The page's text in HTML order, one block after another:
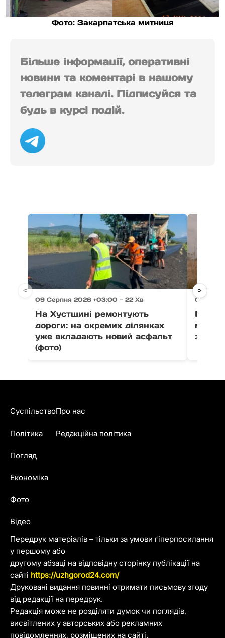
Фото: Закарпатська митниця
Більше інформації, оперативні
новини та коментарі в нашому
телеграм каналі. Підписуйся та
будь в курсі подій.
09 Серпня 2026 +03:00 — 22 Хв
На Хустщині ремонтують
дороги: на окремих ділянках
уже вкладають новий асфальт
(фото)
09
На
< >
Передрук матеріалів – тільки за умови гіперпосилання
у першому або
другому абзаці на відповідну сторінку публікації на
сайті https://uzhgorod24.com/
Друковані видання повинні отримати письмову згоду
від редакції на передрук.
Редакція може не розділяти думок чи поглядів,
висвітлених у авторських або рекламних
повідомленнях, розміщених на сайті.
Суспільство
Політика
Погляд
Економіка
Фото
Відео
Про нас
Редакційна політика